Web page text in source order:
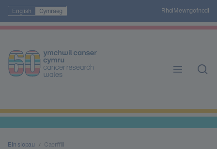
English Cymraeg RhoiMewngofnodi
Ein siopau Caerffili